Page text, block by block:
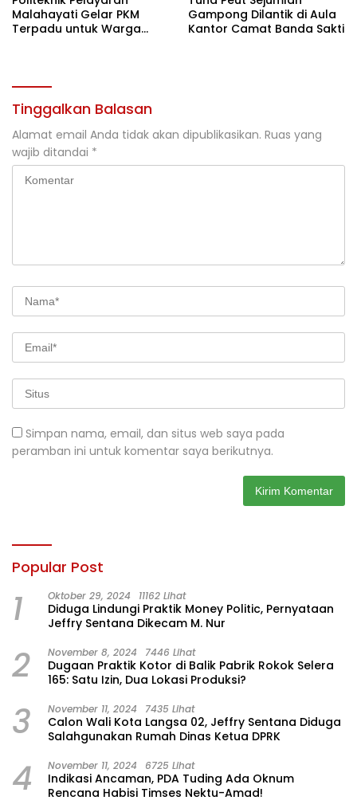
Malahayati Gelar PKM
Terpadu untuk Warga
Gampong Dilantik di Aula
Kantor Camat Banda Sakti
Tinggalkan Balasan
Alamat email Anda tidak akan dipublikasikan. Ruas yang
wajib ditandai *
Simpan nama, email, dan situs web saya pada
peramban ini untuk komentar saya berikutnya.
Popular Post
1 Oktober 29, 2024 11162 Lihat
Diduga Lindungi Praktik Money Politic, Pernyataan
Jeffry Sentana Dikecam M. Nur
2 November 8, 2024 7446 Lihat
Dugaan Praktik Kotor di Balik Pabrik Rokok Selera
165: Satu Izin, Dua Lokasi Produksi?
3 November 11, 2024 7435 Lihat
Calon Wali Kota Langsa 02, Jeffry Sentana Diduga
Salahgunakan Rumah Dinas Ketua DPRK
4 November 11, 2024 6725 Lihat
Indikasi Ancaman, PDA Tuding Ada Oknum
Rencana Habisi Timses Nektu-Amad!